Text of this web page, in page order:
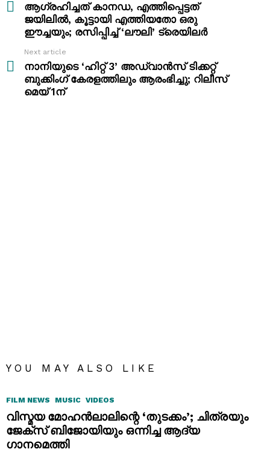
moreആഗ്രഹിച്ചത് കാനഡ, എത്തിപ്പെട്ടത്
ജയിലിൽ, കൂട്ടായി എത്തിയതോ ഒരു
ഈച്ചയും; രസിപ്പിച്ച് ‘ലൗലി’ ട്രെയിലർ
Next article
നാനിയുടെ ‘ഹിറ്റ് 3’ അഡ്വാൻസ് ടിക്കറ്റ്
ബുക്കിംഗ് കേരളത്തിലും ആരംഭിച്ചു; റിലീസ്
മെയ് 1ന്
YOU MAY ALSO LIKE
FILM NEWS MUSIC VIDEOS
വിസ്മയ മോഹൻലാലിന്റെ ‘തുടക്കം’; ചിത്രയും
ജേക്സ് ബിജോയിയും ഒന്നിച്ച ആദ്യ
ഗാനമെത്തി